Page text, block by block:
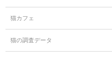
猫カフェ
猫の調査データ